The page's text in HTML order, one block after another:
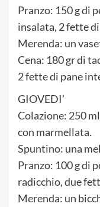
Pranzo: 150 g di
insalata, 2 fette
Merenda: un
Cena: 180 gr di
2 fette di pane
GIOVEDI’
Colazione: 250
con marmellata.
Spuntino: una
Pranzo: 100 g di
radicchio, due
Merenda: un